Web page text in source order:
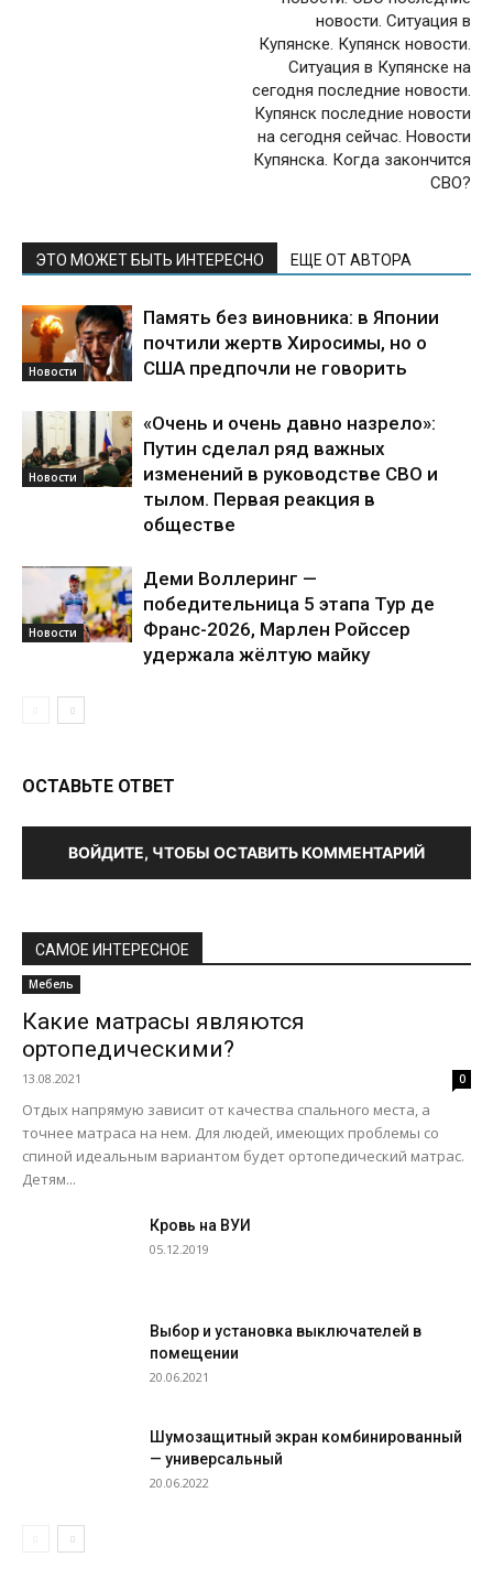
новости. Ситуация в
Купянске. Купянск новости.
Ситуация в Купянске на
сегодня последние новости.
Купянск последние новости
на сегодня сейчас. Новости
Купянска. Когда закончится
СВО?
ЭТО МОЖЕТ БЫТЬ ИНТЕРЕСНО ЕЩЕ ОТ АВТОРА
Новости
Память без виновника: в Японии
почтили жертв Хиросимы, но о
США предпочли не говорить
Новости
«Очень и очень давно назрело»:
Путин сделал ряд важных
изменений в руководстве СВО и
тылом. Первая реакция в
обществе
Новости
Деми Воллеринг —
победительница 5 этапа Тур де
Франс-2026, Марлен Ройссер
удержала жёлтую майку
ОСТАВЬТЕ ОТВЕТ
ВОЙДИТЕ, ЧТОБЫ ОСТАВИТЬ КОММЕНТАРИЙ
САМОЕ ИНТЕРЕСНОЕ
Мебель
Какие матрасы являются
ортопедическими?
13.08.2021 0
Отдых напрямую зависит от качества спального места, а
точнее матраса на нем. Для людей, имеющих проблемы со
спиной идеальным вариантом будет ортопедический матрас.
Детям...
Кровь на ВУИ
05.12.2019
Выбор и установка выключателей в
помещении
20.06.2021
Шумозащитный экран комбинированный
— универсальный
20.06.2022